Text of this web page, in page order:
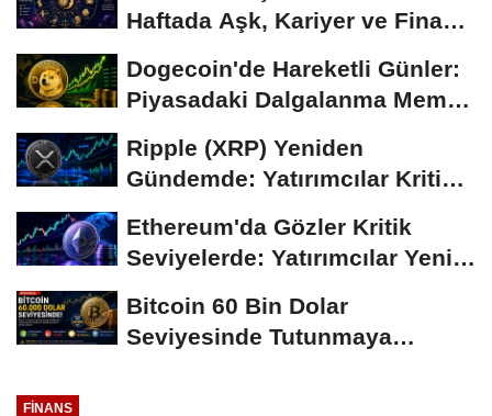
Haftada Aşk, Kariyer ve Finans
Dogecoin'de Hareketli Günler:
Piyasadaki Dalgalanma Meme
Ripple (XRP) Yeniden
Gündemde: Yatırımcılar Kritik
Ethereum'da Gözler Kritik
Seviyelerde: Yatırımcılar Yeni
Bitcoin 60 Bin Dolar
Seviyesinde Tutunmaya
FINANS